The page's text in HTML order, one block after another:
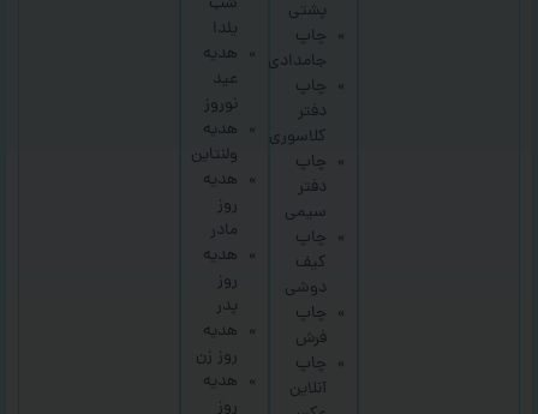
پشتی
چاپ
جامدادی
چاپ
دفتر
کلاسوری
چاپ
دفتر
سیمی
چاپ
کیف
دوشی
چاپ
فرش
چاپ
آنلاین
یلدا
هدیه
عید
نوروز
هدیه
ولنتاین
هدیه
روز
مادر
هدیه
روز
پدر
هدیه
روز زن
هدیه
روز